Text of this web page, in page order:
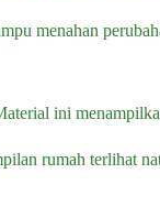
menahan
ini
rumah terlihat